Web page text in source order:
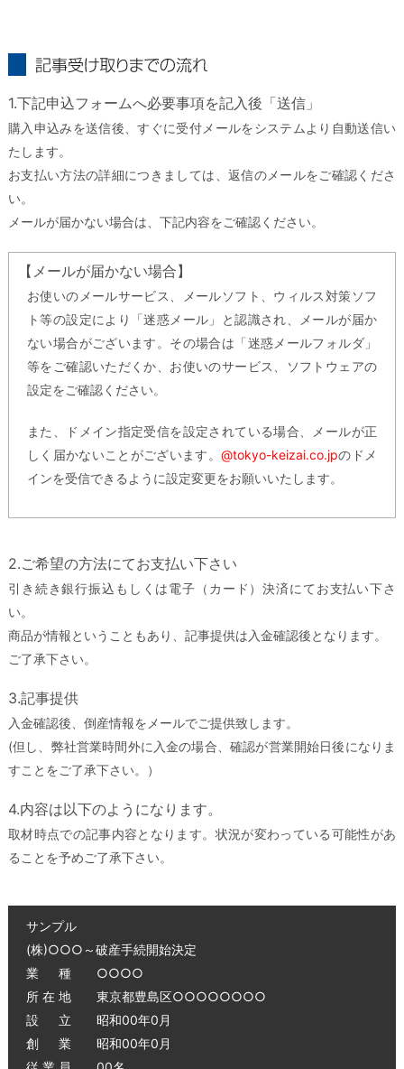
1.下記申込フォームへ必要事項を記入後「送信」
購入申込みを送信後、すぐに受付メールをシステムより自動送信い
たします。
お支払い方法の詳細につきましては、返信のメールをご確認くださ
い。
メールが届かない場合は、下記内容をご確認ください。
【メールが届かない場合】
お使いのメールサービス、メールソフト、ウィルス対策ソフ
ト等の設定により「迷惑メール」と認識され、メールが届か
ない場合がございます。その場合は「迷惑メールフォルダ」
等をご確認いただくか、お使いのサービス、ソフトウェアの
設定をご確認ください。
また、ドメイン指定受信を設定されている場合、メールが正
しく届かないことがございます。@tokyo-keizai.co.jpのドメ
インを受信できるように設定変更をお願いいたします。
2.ご希望の方法にてお支払い下さい
引き続き銀行振込もしくは電子（カード）決済にてお支払い下さ
い。
商品が情報ということもあり、記事提供は入金確認後となります。
ご了承下さい。
3.記事提供
入金確認後、倒産情報をメールでご提供致します。
(但し、弊社営業時間外に入金の場合、確認が営業開始日後になりま
すことをご了承下さい。）
4.内容は以下のようになります。
取材時点での記事内容となります。状況が変わっている可能性があ
ることを予めご了承下さい。
サンプル
(株)○○○～破産手続開始決定
業 種 ○○○○
所 在 地 東京都豊島区○○○○○○○○
設 立 昭和00年0月
創 業 昭和00年0月